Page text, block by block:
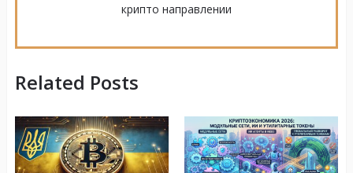
крипто направлении
Related Posts